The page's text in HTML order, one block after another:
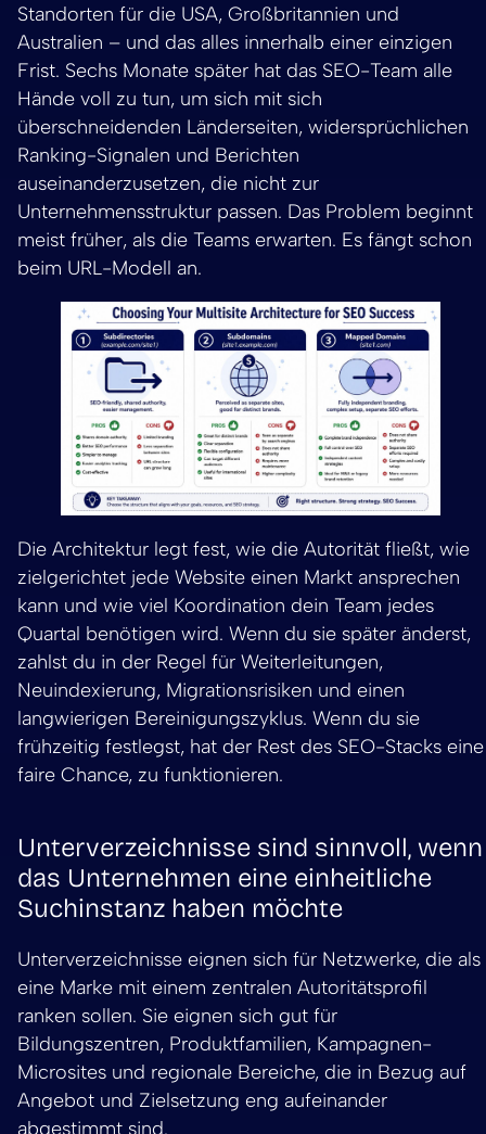
Standorten für die USA, Großbritannien und
Australien – und das alles innerhalb einer einzigen
Frist. Sechs Monate später hat das SEO-Team alle
Hände voll zu tun, um sich mit sich
überschneidenden Länderseiten, widersprüchlichen
Ranking-Signalen und Berichten
auseinanderzusetzen, die nicht zur
Unternehmensstruktur passen. Das Problem beginnt
meist früher, als die Teams erwarten. Es fängt schon
beim URL-Modell an.
Die Architektur legt fest, wie die Autorität fließt, wie
zielgerichtet jede Website einen Markt ansprechen
kann und wie viel Koordination dein Team jedes
Quartal benötigen wird. Wenn du sie später änderst,
zahlst du in der Regel für Weiterleitungen,
Neuindexierung, Migrationsrisiken und einen
langwierigen Bereinigungszyklus. Wenn du sie
frühzeitig festlegst, hat der Rest des SEO-Stacks eine
faire Chance, zu funktionieren.
Unterverzeichnisse sind sinnvoll, wenn
das Unternehmen eine einheitliche
Suchinstanz haben möchte
Unterverzeichnisse eignen sich für Netzwerke, die als
eine Marke mit einem zentralen Autoritätsprofil
ranken sollen. Sie eignen sich gut für
Bildungszentren, Produktfamilien, Kampagnen-
Microsites und regionale Bereiche, die in Bezug auf
Angebot und Zielsetzung eng aufeinander
abgestimmt sind.